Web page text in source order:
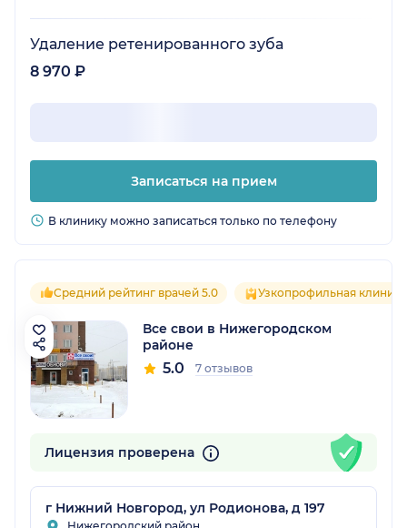
Удаление ретенированного зуба
8 970 ₽
Записаться на прием
В клинику можно записаться только по телефону
Средний рейтинг врачей 5.0 Узкопрофильная клиника
Все свои в Нижегородском
районе
5.0 7 отзывов
Лицензия проверена
г Нижний Новгород, ул Родионова, д 197